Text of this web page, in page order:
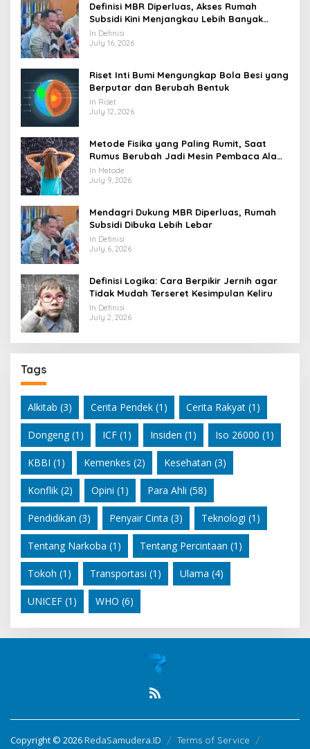
Definisi MBR Diperluas, Akses Rumah
Subsidi Kini Menjangkau Lebih Banyak
Warga
In Definisi
July 16, 2026
Riset Inti Bumi Mengungkap Bola Besi yang
Berputar dan Berubah Bentuk
In Riset
July 12, 2026
Metode Fisika yang Paling Rumit, Saat
Rumus Berubah Jadi Mesin Pembaca Alam
Semesta
In Metode
July 9, 2026
Mendagri Dukung MBR Diperluas, Rumah
Subsidi Dibuka Lebih Lebar
In Definisi
July 6, 2026
Definisi Logika: Cara Berpikir Jernih agar
Tidak Mudah Terseret Kesimpulan Keliru
In Definisi
July 2, 2026
Tags
Alkitab (3) Cerita Pendek (1) Cerita Rakyat (1)
Dongeng(1) ICF (1) Insiden (1) Iso 26000 (1)
KBBI (1) Kemenkes (2) Kesehatan (3)
Konflik (2) Opini (1) Para Ahli (58)
Pendidikan (3) Penyair Cinta (3) Teknologi (1)
Tentang Narkoba (1) Tentang Percintaan (1)
Tokoh (1) Transportasi (1) Ulama (4)
UNICEF (1) WHO (6)
Copyright © 2026RedaSamudera.ID
Terms of Service